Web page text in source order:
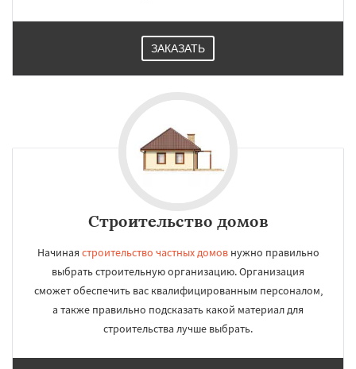
ЗАКАЗАТЬ
Строительство домов
Начиная строительство частных домовнужно правильно
выбрать строительную организацию. Организация
сможет обеспечить вас квалифицированным персоналом,
а также правильно подсказать какой материал для
строительства лучше выбрать.